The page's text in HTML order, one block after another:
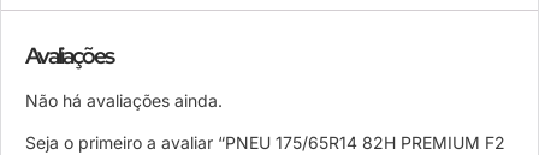
Avaliações
Não há avaliações ainda.
Seja o primeiro a avaliar “PNEU 175/65R14 82H PREMIUM F2